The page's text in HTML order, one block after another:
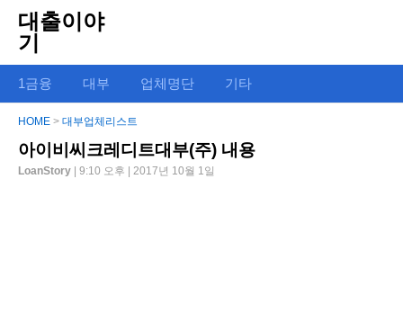
대출이야
기
1금융 대부 업체명단 기타
HOME > 대부업체리스트
아이비씨크레디트대부(주) 내용
LoanStory | 9:10 오후 | 2017년 10월 1일